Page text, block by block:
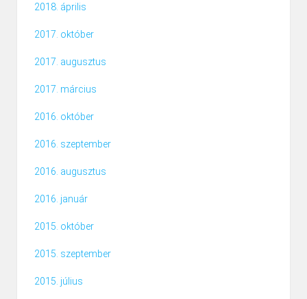
2018. április
2017. október
2017. augusztus
2017. március
2016. október
2016. szeptember
2016. augusztus
2016. január
2015. október
2015. szeptember
2015. július